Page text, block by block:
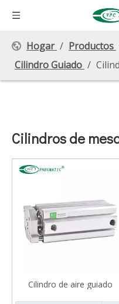
Hogar / Productos
Cilindro Guiado /
Cilindros de
Cilindro de aire guiado